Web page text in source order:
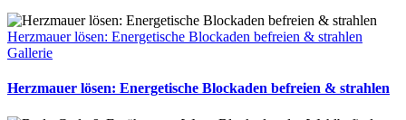
Herzmauer lösen: Energetische Blockaden befreien & strahlen
Gallerie
Herzmauer lösen: Energetische Blockaden befreien & strahlen